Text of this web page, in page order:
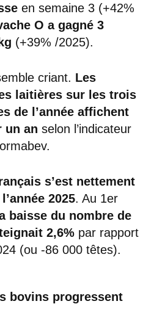
en semaine 3 (+42%
O a gagné 3
(+39% /2025).
criant. Les
laitières sur les trois
de l’année affichent
un an selon l’indicateur
s’est nettement
2025. Au 1er
baisse du nombre de
2,6% par rapport
(ou -86 000 têtes).
bovins progressent